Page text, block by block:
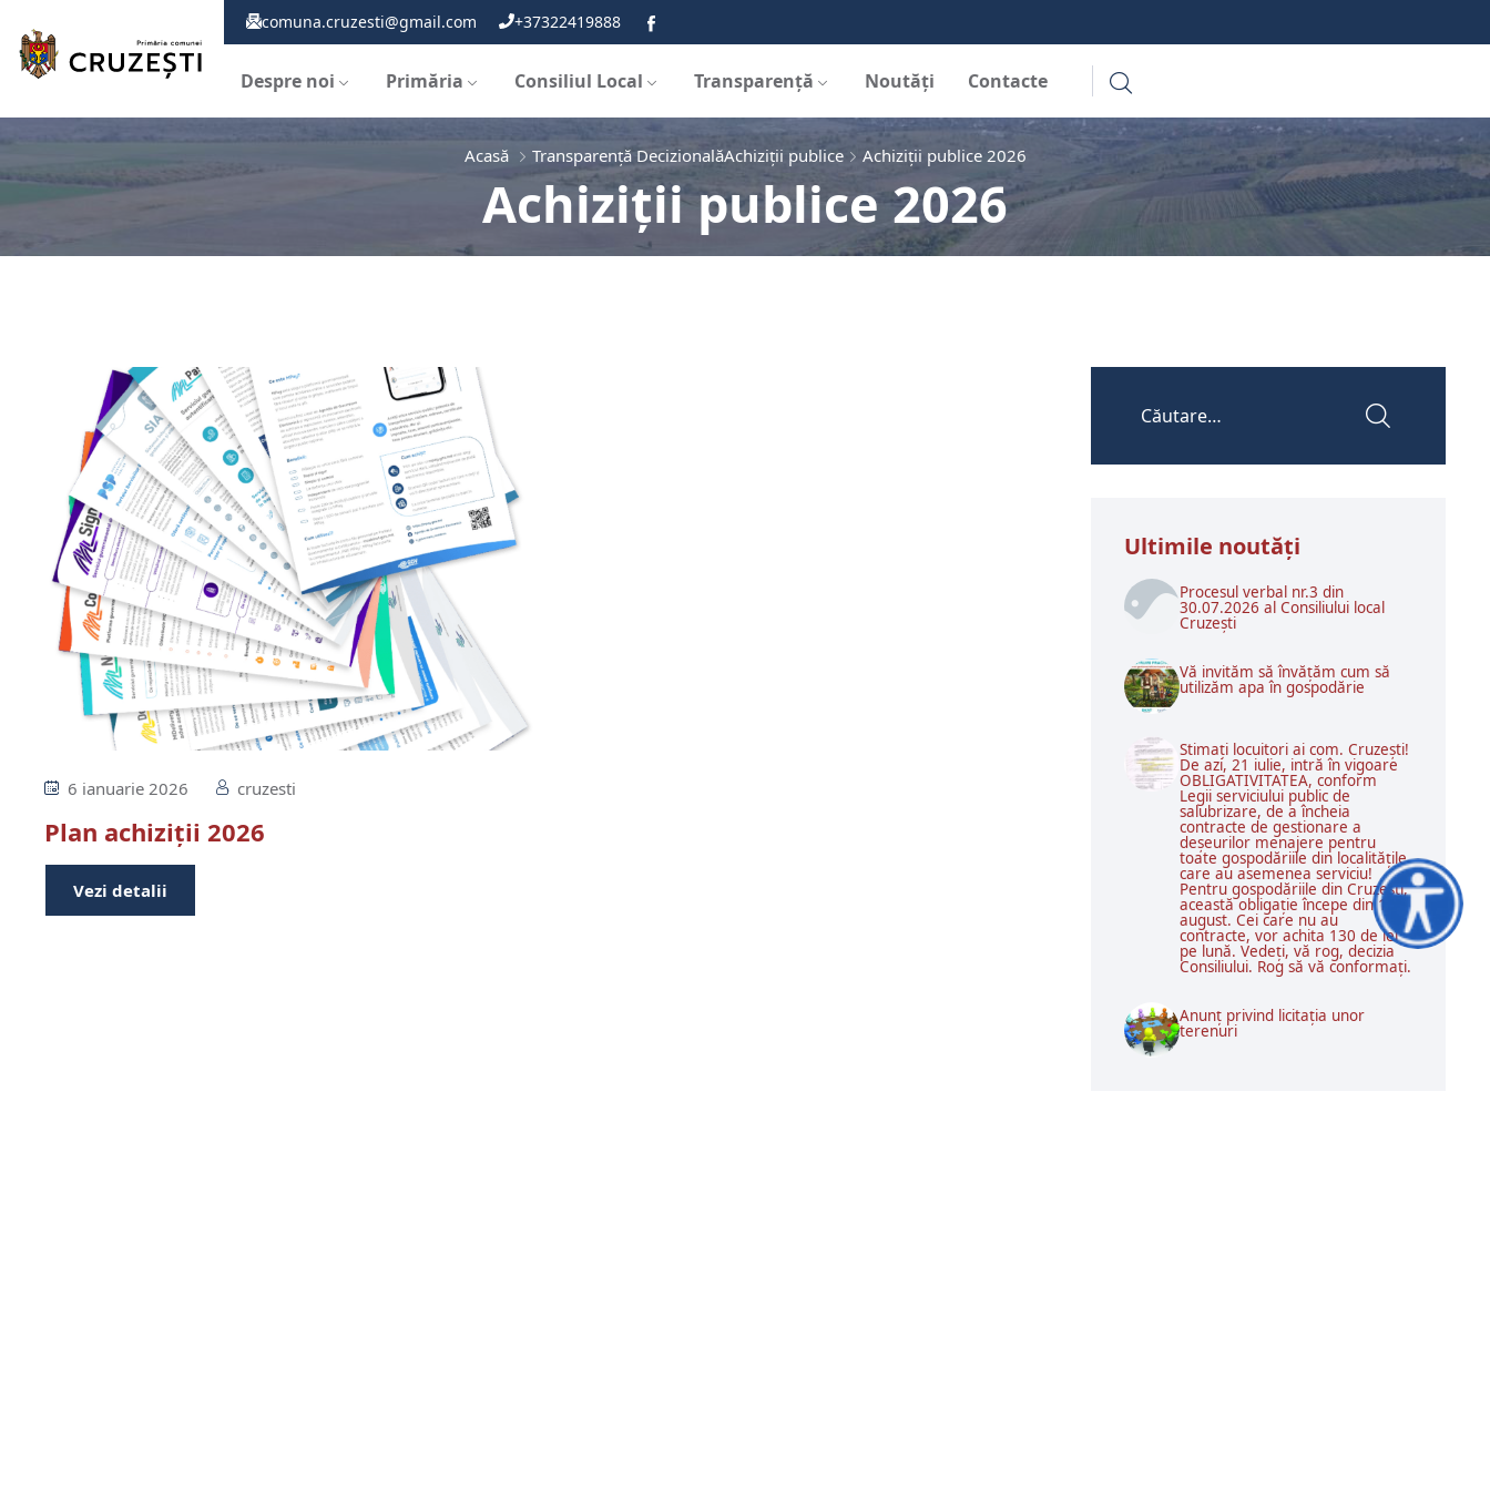
comuna.cruzesti@gmail.com +37322419888
Despre noi Primăria Consiliul Local Transparență Noutăți Contacte
Acasă Transparență DecizionalăAchiziții publice Achiziții publice 2026
Achiziții publice 2026
6 ianuarie 2026 cruzesti
Plan achiziții 2026
Vezi detalii
Ultimile noutăţi
Procesul verbal nr.3 din
30.07.2026 al Consiliului local
Cruzești
Vă invităm să învățăm cum să
utilizăm apa în gospodărie
Stimați locuitori ai com. Cruzești!
De azi, 21 iulie, intră în vigoare
OBLIGATIVITATEA, conform
Legii serviciului public de
salubrizare, de a încheia
contracte de gestionare a
deșeurilor menajere pentru
toate gospodăriile din localitățile
care au asemenea serviciu!
Pentru gospodăriile din Cruzești,
această obligație începe din 1
august. Cei care nu au
contracte, vor achita 130 de lei
pe lună. Vedeți, vă rog, decizia
Consiliului. Rog să vă conformați.
Anunț privind licitația unor
terenuri
Accesibilitate